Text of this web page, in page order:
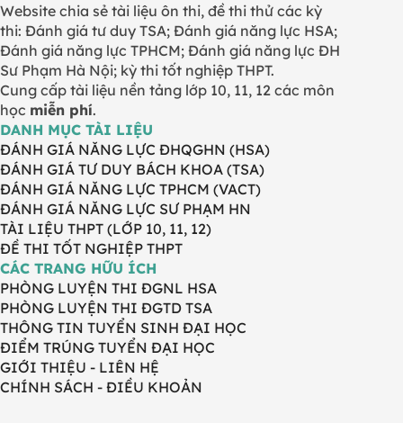
Website chia sẻ tài liệu ôn thi, đề thi thử các kỳ
thi: Đánh giá tư duy TSA; Đánh giá năng lực HSA;
Đánh giá năng lực TPHCM; Đánh giá năng lực ĐH
Sư Phạm Hà Nội; kỳ thi tốt nghiệp THPT.
Cung cấp tài liệu nền tảng lớp 10, 11, 12 các môn
học miễn phí.
DANH MỤC TÀI LIỆU
ĐÁNH GIÁ NĂNG LỰC ĐHQGHN (HSA)
ĐÁNH GIÁ TƯ DUY BÁCH KHOA (TSA)
ĐÁNH GIÁ NĂNG LỰC TPHCM (VACT)
ĐÁNH GIÁ NĂNG LỰC SƯ PHẠM HN
TÀI LIỆU THPT (LỚP 10, 11, 12)
ĐỀ THI TỐT NGHIỆP THPT
CÁC TRANG HỮU ÍCH
PHÒNG LUYỆN THI ĐGNL HSA
PHÒNG LUYỆN THI ĐGTD TSA
THÔNG TIN TUYỂN SINH ĐẠI HỌC
ĐIỂM TRÚNG TUYỂN ĐẠI HỌC
GIỚI THIỆU - LIÊN HỆ
CHÍNH SÁCH - ĐIỀU KHOẢN